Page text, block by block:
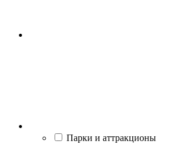
Парки и аттракционы